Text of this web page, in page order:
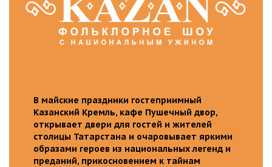
В майские праздники гостеприимный
Казанский Кремль, кафе Пушечный двор,
открывает двери для гостей и жителей
столицы Татарстана и очаровывает яркими
образами героев из национальных легенд и
преданий, прикосновением к тайнам